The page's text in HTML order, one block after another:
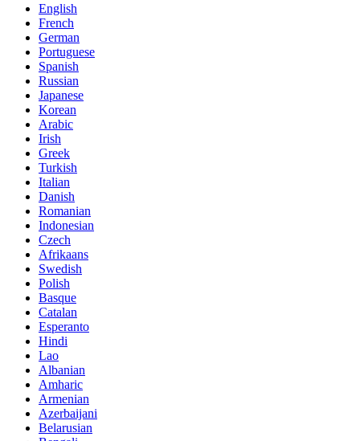
English
French
German
Portuguese
Spanish
Russian
Japanese
Korean
Arabic
Irish
Greek
Turkish
Italian
Danish
Romanian
Indonesian
Czech
Afrikaans
Swedish
Polish
Basque
Catalan
Esperanto
Hindi
Lao
Albanian
Amharic
Armenian
Azerbaijani
Belarusian